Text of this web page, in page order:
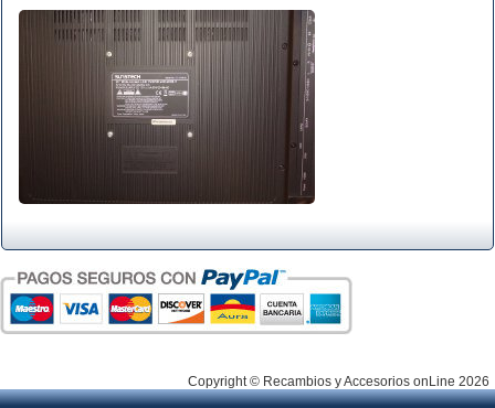
Copyright © Recambios y Accesorios onLine 2026